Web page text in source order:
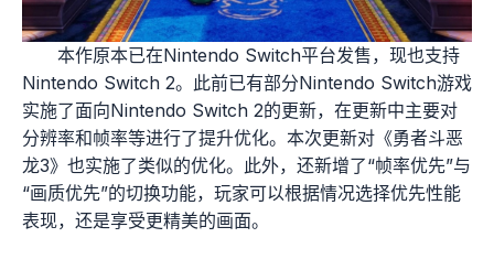
本作原本已在Nintendo Switch平台发售，现也支持
Nintendo Switch 2。此前已有部分Nintendo Switch游戏
实施了面向Nintendo Switch 2的更新，在更新中主要对
分辨率和帧率等进行了提升优化。本次更新对《勇者斗恶
龙3》也实施了类似的优化。此外，还新增了“帧率优先”与
“画质优先”的切换功能，玩家可以根据情况选择优先性能
表现，还是享受更精美的画面。